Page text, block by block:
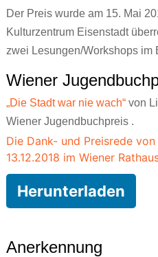
Der Preis wurde am 15. Mai
Kulturzentrum Eisenstadt
zwei Lesungen/Workshops im
Wiener
„Die Stadt war nie wach“von
Wiener Jugendbuchpreis .
Die Dank- und Preisrede
13.12.2018 im Wiener
Herunterladen
Anerkennung